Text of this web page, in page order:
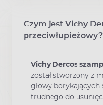
Czym jest Vichy
przeciwłupieżowy?
Vichy Dercos
został stworzony z
głowy borykających
trudnego do